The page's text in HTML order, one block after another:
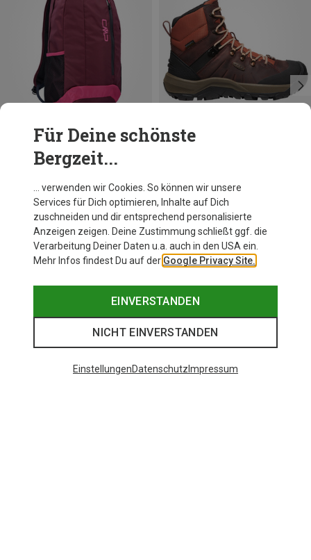
Rebel 18 Rucksack
Für Deine schönste
Bergzeit...
… verwenden wir Cookies. So können wir unsere
Services für Dich optimieren, Inhalte auf Dich
zuschneiden und dir entsprechend personalisierte
Anzeigen zeigen. Deine Zustimmung schließt ggf. die
Verarbeitung Deiner Daten u.a. auch in den USA ein.
Mehr Infos findest Du auf der Google Privacy Site.
EINVERSTANDEN
NICHT EINVERSTANDEN
EinstellungenDatenschutz Impressum